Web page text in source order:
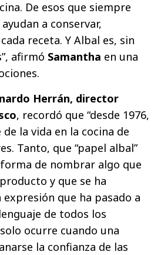
De esos que siempre
a conservar,
receta. Y Albal es, sin
afirmó Samantha en una
Herrán, director
, recordó que “desde 1976,
la vida en la cocina de
Tanto, que “papel albal”
de nombrar algo que
y que se ha
que ha pasado a
de todos los
ocurre cuando una
la confianza de las